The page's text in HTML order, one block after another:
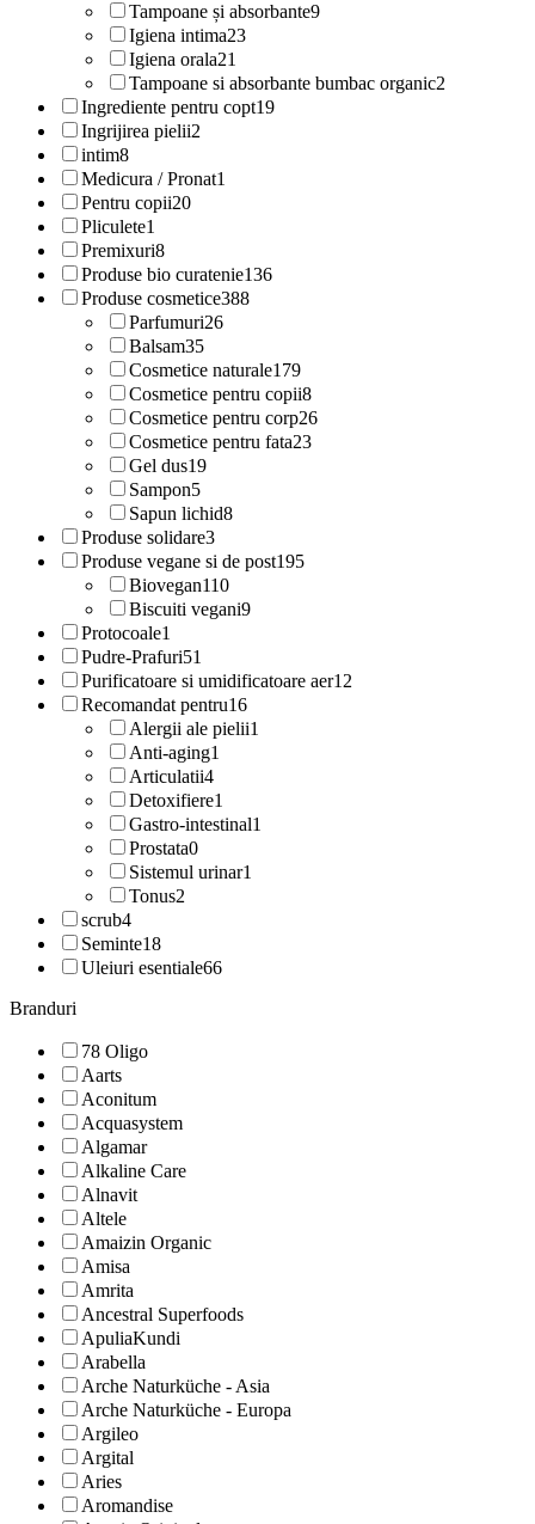
Tampoane și absorbante9
Igiena intima23
Igiena orala21
Tampoane si absorbante bumbac organic2
Ingrediente pentru copt19
Ingrijirea pielii2
intim8
Medicura / Pronat1
Pentru copii20
Pliculete1
Premixuri8
Produse bio curatenie136
Produse cosmetice388
Parfumuri26
Balsam35
Cosmetice naturale179
Cosmetice pentru copii8
Cosmetice pentru corp26
Cosmetice pentru fata23
Gel dus19
Sampon5
Sapun lichid8
Produse solidare3
Produse vegane si de post195
Biovegan110
Biscuiti vegani9
Protocoale1
Pudre-Prafuri51
Purificatoare si umidificatoare aer12
Recomandat pentru16
Alergii ale pielii1
Anti-aging1
Articulatii4
Detoxifiere1
Gastro-intestinal1
Prostata0
Sistemul urinar1
Tonus2
scrub4
Seminte18
Uleiuri esentiale66
Branduri
78 Oligo
Aarts
Aconitum
Acquasystem
Algamar
Alkaline Care
Alnavit
Altele
Amaizin Organic
Amisa
Amrita
Ancestral Superfoods
ApuliaKundi
Arabella
Arche Naturküche - Asia
Arche Naturküche - Europa
Argileo
Argital
Aries
Aromandise